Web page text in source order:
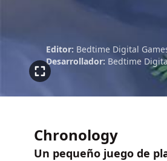
Editor: Bedtime Digital
Desarrollador: Bedtime
Chronology
Un pequeño juego de